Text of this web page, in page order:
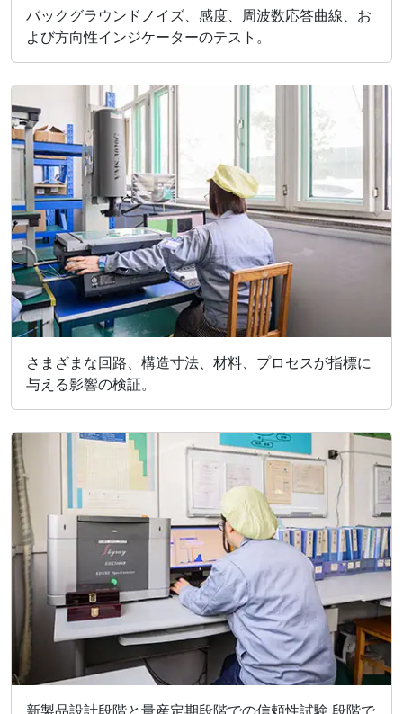
バックグラウンドノイズ、感度、周波数応答曲線、お
よび方向性インジケーターのテスト。
さまざまな回路、構造寸法、材料、プロセスが指標に
与える影響の検証。
新製品設計段階と量産定期段階での信頼性試験 段階で